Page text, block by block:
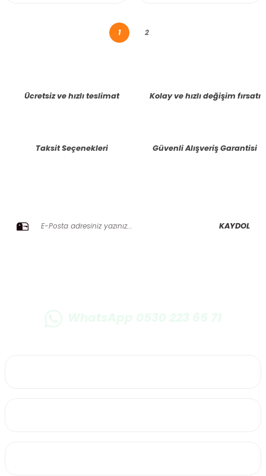
1 2
Ücretsiz ve hızlı teslimat Kolay ve hızlı değişim fırsatı
Taksit Seçenekleri Güvenli Alışveriş Garantisi
KAYDOL